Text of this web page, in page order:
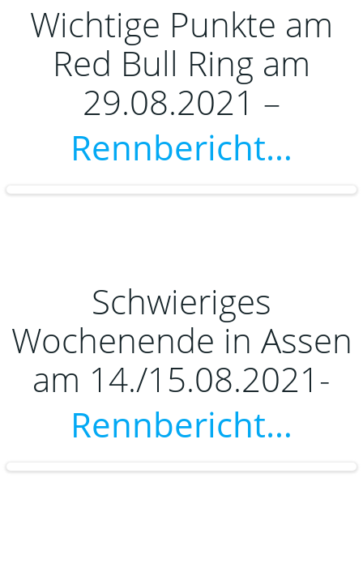
Wichtige Punkte am
Red Bull Ring am
29.08.2021 –
Rennbericht…
Schwieriges
Wochenende in Assen
am 14./15.08.2021-
Rennbericht…